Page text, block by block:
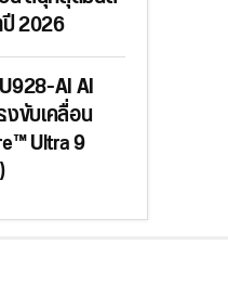
2026
AI AI
งขับเคลื่อน
Ultra 9